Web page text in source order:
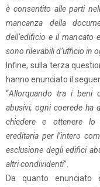
è consentito alle parti
mancanza della
dell’edificio e il mancato
sono rilevabili d’ufficio in
Infine, sulla terza
hanno enunciato il
“Allorquando tra i beni
abusivi, ogni coerede ha
chiedere e ottenere lo
ereditaria per l’intero
esclusione degli edifici
altri condividenti”.
Da quanto enunciato